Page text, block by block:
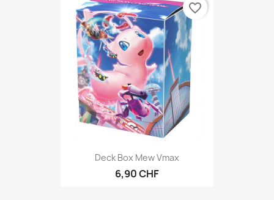
Deck Box Mew Vmax
6,90 CHF
favorite_border